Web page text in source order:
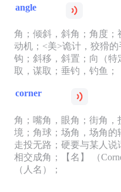
angle
角；倾斜，斜角；角度
动机；<美>诡计，狡猾
钩；斜移，斜置；向（
取，谋取；垂钓，钓鱼；
corner
角；嘴角，眼角；街角
境；角球；场角，场角
走投无路；硬要与某人说
相交成角；【名】 （
（人名）；